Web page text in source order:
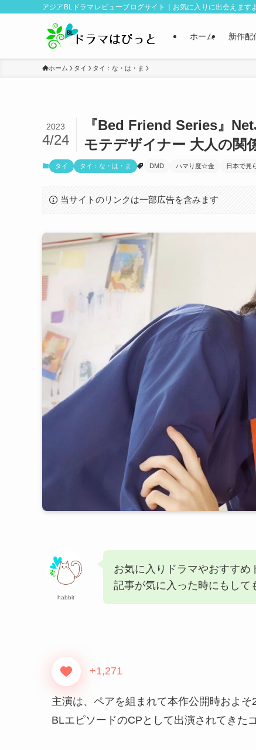
アジアBLドラマレビューブログサイト｜お気に入りに出会えます
ホーム 新作配
ホーム タイ タイ：な・は・ま
『Bed Friend Series』
モテデザイナー 大人の関
2023
4/24
タイ タイ：な・は・ま DMD ハマり度☆金 日本で見
当サイトのリンクは一部広告を含みます
habbit
お気に入りドラマやおすす
記事が気に入った時にもして
+1,271
主演は、ペアを組まれて本作公開時およ
BLエピソードのCPとして出演されてきた